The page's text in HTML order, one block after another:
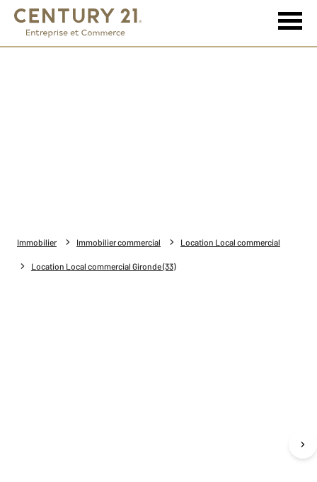
Immobilier Immobilier commercial Location Local commercial
Location Local commercial Gironde (33)